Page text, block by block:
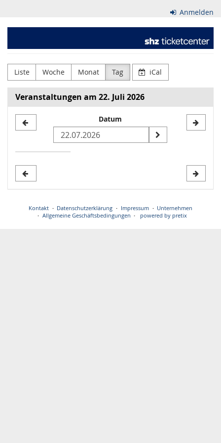
Inhalt
Anmelden
Holsteinischer
Zeitungsverlag
GmbH
&
Co.
KG
Liste Woche Monat Tag iCal
Veranstaltungen am 22. Juli 2026
zur
Anzeige
Datum
Kontakt Datenschutzerklärung Impressum
Unternehmen
Allgemeine Geschäftsbedingungen
powered by pretix